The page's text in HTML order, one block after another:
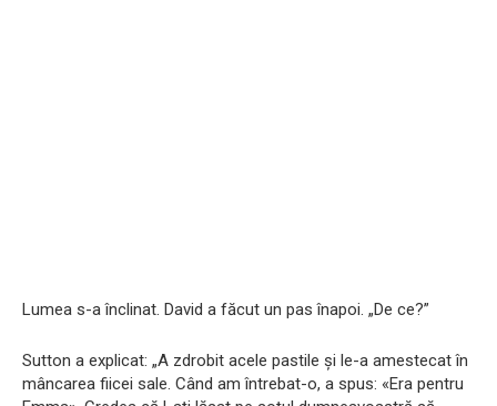
Lumea s-a înclinat. David a făcut un pas înapoi. „De ce?”
Sutton a explicat: „A zdrobit acele pastile și le-a amestecat în
mâncarea fiicei sale. Când am întrebat-o, a spus: «Era pentru